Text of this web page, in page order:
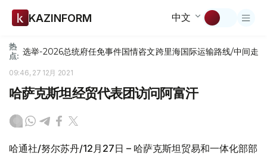
KAZINFORM 中文
热
点: 选举-2026总统府任免事件国情咨文跨里海国际运输路线/中间走廊
09:46, 27 12月 2021
哈萨克斯坦经贸代表团访问阿富汗
哈通社/努尔苏丹/12月27日 – 哈萨克斯坦贸易和一体化部部